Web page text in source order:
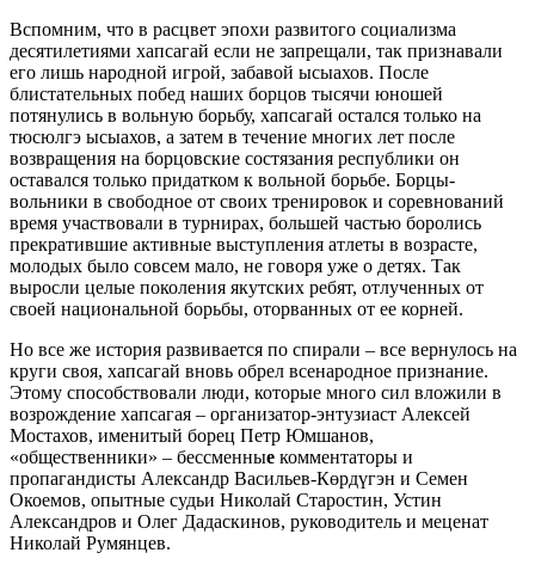
Вспомним, что в расцвет эпохи развитого социализма
десятилетиями хапсагай если не запрещали, так признавали
его лишь народной игрой, забавой ысыахов. После
блистательных побед наших борцов тысячи юношей
потянулись в вольную борьбу, хапсагай остался только на
тюсюлгэ ысыахов, а затем в течение многих лет после
возвращения на борцовские состязания республики он
оставался только придатком к вольной борьбе. Борцы-
вольники в свободное от своих тренировок и соревнований
время участвовали в турнирах, большей частью боролись
прекратившие активные выступления атлеты в возрасте,
молодых было совсем мало, не говоря уже о детях. Так
выросли целые поколения якутских ребят, отлученных от
своей национальной борьбы, оторванных от ее корней.
Но все же история развивается по спирали – все вернулось на
круги своя, хапсагай вновь обрел всенародное признание.
Этому способствовали люди, которые много сил вложили в
возрождение хапсагая – организатор-энтузиаст Алексей
Мостахов, именитый борец Петр Юмшанов,
«общественники» – бессменные комментаторы и
пропагандисты Александр Васильев-Көрдүгэн и Семен
Окоемов, опытные судьи Николай Старостин, Устин
Александров и Олег Дадаскинов, руководитель и меценат
Николай Румянцев.